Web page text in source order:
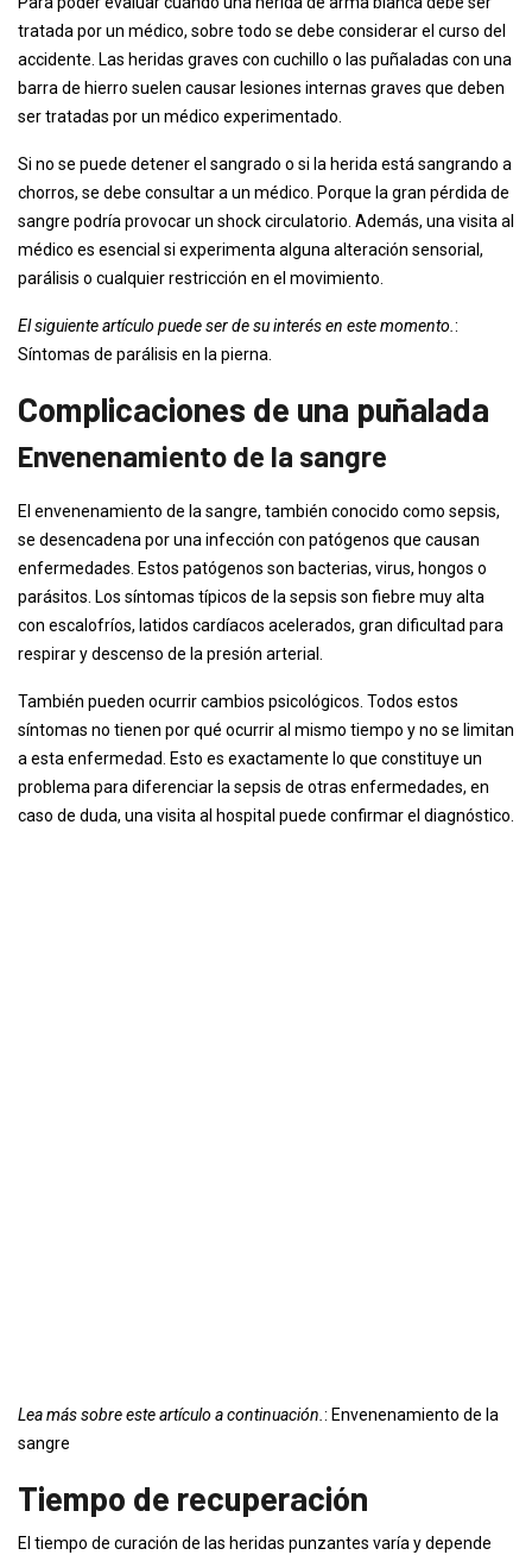
tratada por un médico, sobre todo se debe considerar el curso del
accidente. Las heridas graves con cuchillo o las puñaladas con una
barra de hierro suelen causar lesiones internas graves que deben
ser tratadas por un médico experimentado.
Si no se puede detener el sangrado o si la herida está sangrando a
chorros, se debe consultar a un médico. Porque la gran pérdida de
sangre podría provocar un shock circulatorio. Además, una visita al
médico es esencial si experimenta alguna alteración sensorial,
parálisis o cualquier restricción en el movimiento.
El siguiente artículo puede ser de su interés en este momento. :
Síntomas de parálisis en la pierna.
Complicaciones de una puñalada
Envenenamiento de la sangre
El envenenamiento de la sangre, también conocido como sepsis,
se desencadena por una infección con patógenos que causan
enfermedades. Estos patógenos son bacterias, virus, hongos o
parásitos. Los síntomas típicos de la sepsis son fiebre muy alta
con escalofríos, latidos cardíacos acelerados, gran dificultad para
respirar y descenso de la presión arterial.
También pueden ocurrir cambios psicológicos. Todos estos
síntomas no tienen por qué ocurrir al mismo tiempo y no se limitan
a esta enfermedad. Esto es exactamente lo que constituye un
problema para diferenciar la sepsis de otras enfermedades, en
caso de duda, una visita al hospital puede confirmar el diagnóstico.
Lea más sobre este artículo a continuación. : Envenenamiento de la
sangre
Tiempo de recuperación
El tiempo de curación de las heridas punzantes varía y depende